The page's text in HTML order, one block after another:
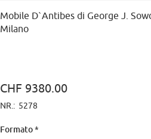
Mobile D`Antibes di George J.
Milano
CHF 9380.00
NR.: 5278
Formato*